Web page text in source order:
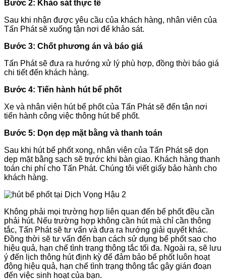
Bước 2: Khảo sát thực tế
Sau khi nhận được yêu cầu của khách hàng, nhân viên của
Tấn Phát sẽ xuống tận nơi để khảo sát.
Bước 3: Chốt phương án và báo giá
Tấn Phát sẽ đưa ra hướng xử lý phù hợp, đồng thời báo giá
chi tiết đến khách hàng.
Bước 4: Tiến hành hút bể phốt
Xe và nhân viên hút bể phốt của Tấn Phát sẽ đến tận nơi
tiến hành công việc thông hút bể phốt.
Bước 5: Dọn dẹp mặt bằng và thanh toán
Sau khi hút bể phốt xong, nhân viên của Tấn Phát sẽ dọn
dẹp mặt bằng sạch sẽ trước khi bàn giao. Khách hàng thanh
toán chi phí cho Tấn Phát. Chúng tôi viết giấy bảo hành cho
khách hàng.
Không phải mọi trường hợp liên quan đến bể phốt đều cần
phải hút. Nếu trường hợp không cần hút mà chỉ cần thông
tắc, Tấn Phát sẽ tư vấn và đưa ra hướng giải quyết khác.
Đồng thời sẽ tư vấn đến bạn cách sử dụng bể phốt sao cho
hiệu quả, hạn chế tình trạng thông tắc tối đa. Ngoài ra, sẽ lưu
ý đến lịch thông hút định kỳ để đảm bảo bể phốt luôn hoạt
động hiệu quả, hạn chế tình trạng thông tắc gây gián đoạn
đến việc sinh hoạt của bạn.